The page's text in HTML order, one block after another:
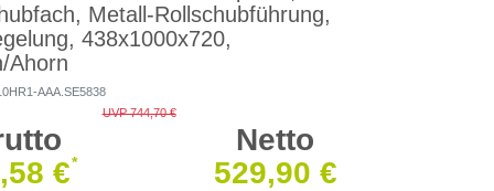
Metall-Rollschubführung,
438x1000x720,
Ahorn
AAA.SE5838
UVP 744,70 €
Netto
€
* 529,90 €